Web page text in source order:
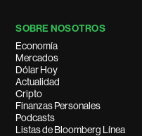
SOBRE NOSOTROS
Economía
Mercados
Dólar Hoy
Actualidad
Cripto
Finanzas Personales
Podcasts
Listas de Bloomberg Línea